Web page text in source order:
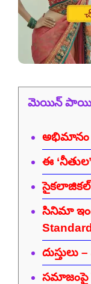
మెయిన్
అభిమానం
ఈ
సినిమా
సమాజంపై